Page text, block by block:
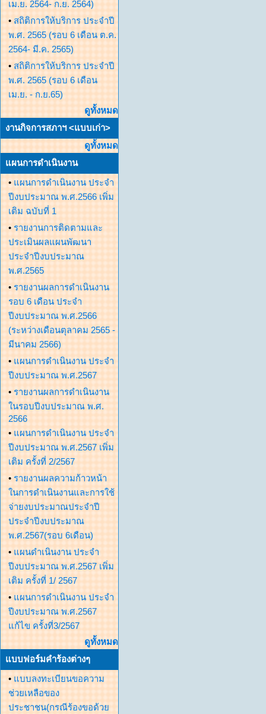
เม.ย. 2564- ก.ย. 2564)
• สถิติการให้บริการ ประจำปี
พ.ศ. 2565 (รอบ 6 เดือน ต.ค.
2564- มี.ค. 2565)
• สถิติการให้บริการ ประจำปี
พ.ศ. 2565 (รอบ 6 เดือน
เม.ย. - ก.ย.65)
ดูทั้งหมด
งานกิจการสภาฯ <แบบเก่า>
ดูทั้งหมด
แผนการดำเนินงาน
• แผนการดำเนินงาน ประจำ
ปีงบประมาณ พ.ศ.2566 เพิ่ม
เติม ฉบับที่ 1
• รายงานการติดตามและ
ประเมินผลแผนพัฒนา
ประจำปีงบประมาณ
พ.ศ.2565
• รายงานผลการดำเนินงาน
รอบ 6 เดือน ประจำ
ปีงบประมาณ พ.ศ.2566
(ระหว่างเดือนตุลาคม 2565 -
มีนาคม 2566)
• แผนการดำเนินงาน ประจำ
ปีงบประมาณ พ.ศ.2567
• รายงานผลการดำเนินงาน
ในรอบปีงบประมาณ พ.ศ.
2566
• แผนการดำเนินงาน ประจำ
ปีงบประมาณ พ.ศ.2567 เพิ่ม
เติม ครั้งที่ 2/2567
• รายงานผลความก้าวหน้า
ในการดำเนินงานและการใช้
จ่ายงบประมาณประจำปี
ประจำปีงบประมาณ
พ.ศ.2567(รอบ 6เดือน)
• แผนดำเนินงาน ประจำ
ปีงบประมาณ พ.ศ.2567 เพิ่ม
เติม ครั้งที่ 1/ 2567
• แผนการดำเนินงาน ประจำ
ปีงบประมาณ พ.ศ.2567
แก้ไข ครั้งที่3/2567
ดูทั้งหมด
แบบฟอร์มคำร้องต่างๆ
• แบบลงทะเบียนขอความ
ช่วยเหลือของ
ประชาชน(กรณีร้องขอด้วย